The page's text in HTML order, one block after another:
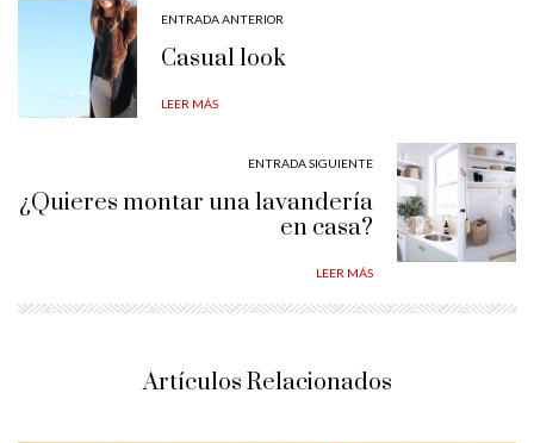
ENTRADA ANTERIOR
Casual look
LEER MÁS
ENTRADA SIGUIENTE
¿Quieres montar una lavandería
en casa?
LEER MÁS
Artículos Relacionados